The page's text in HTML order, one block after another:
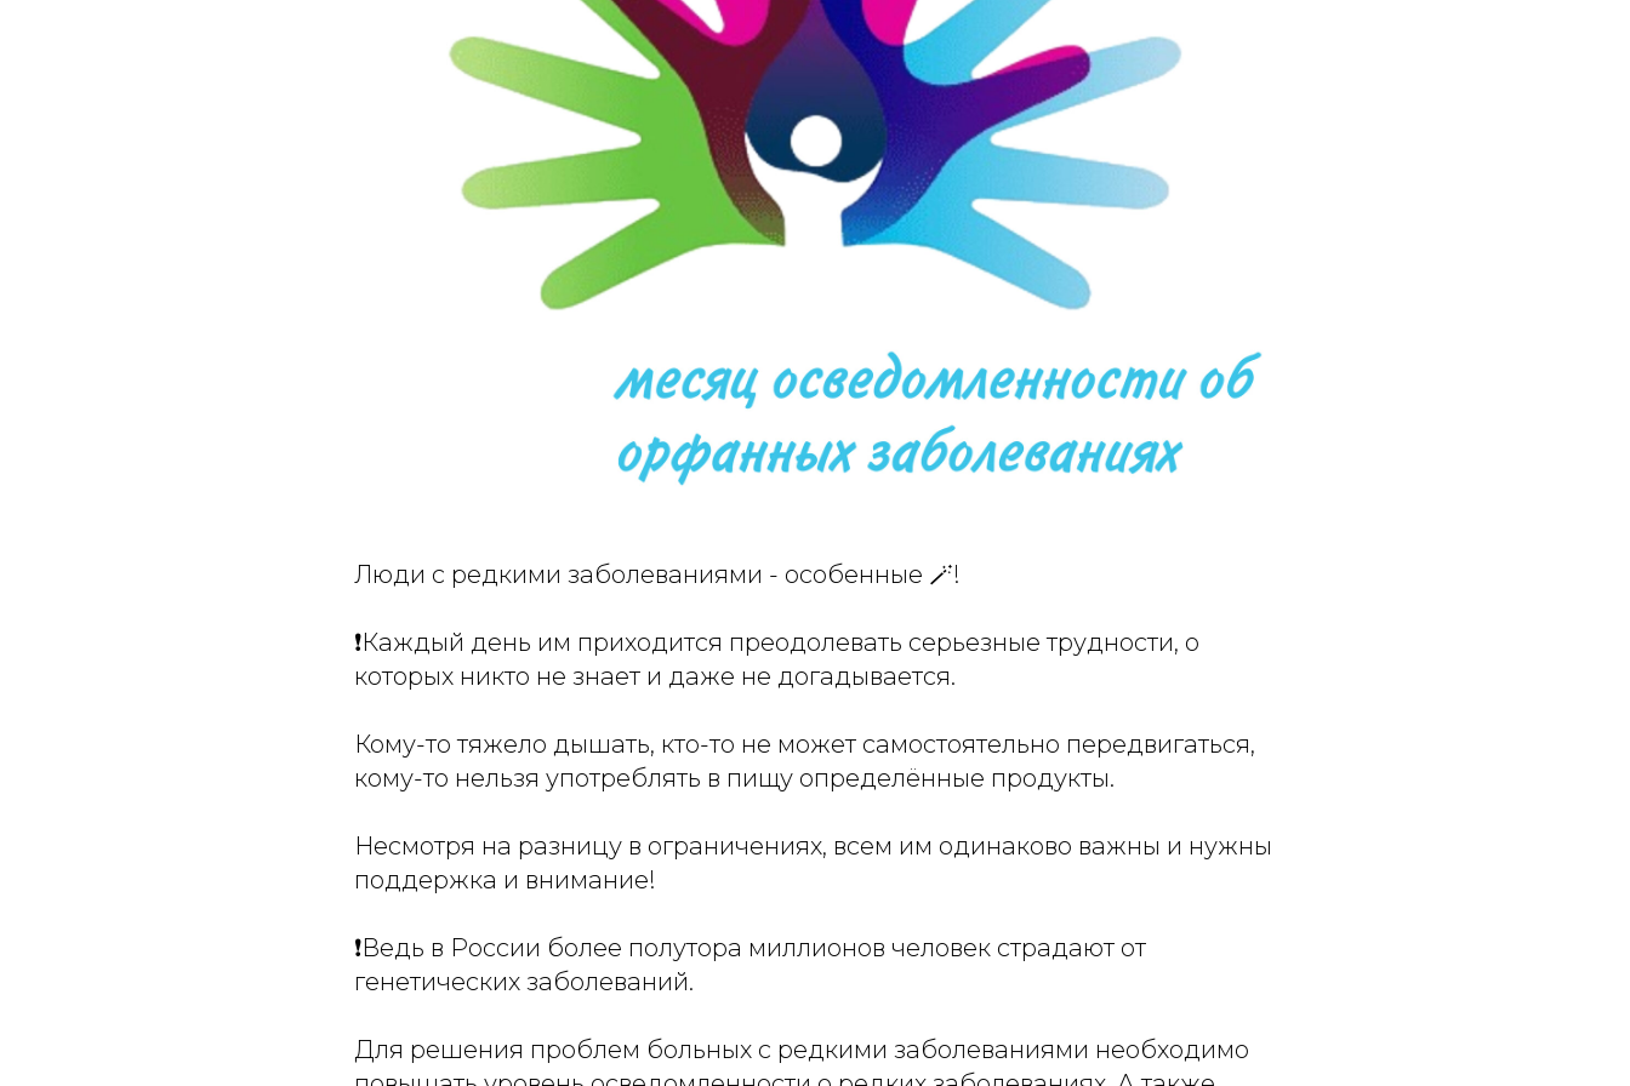
Люди с редкими заболеваниями - особенные 🪄!
❗Каждый день им приходится преодолевать серьезные трудности, о
которых никто не знает и даже не догадывается.
Кому-то тяжело дышать, кто-то не может самостоятельно передвигаться,
кому-то нельзя употреблять в пищу определённые продукты.
Несмотря на разницу в ограничениях, всем им одинаково важны и нужны
поддержка и внимание!
❗Ведь в России более полутора миллионов человек страдают от
генетических заболеваний.
Для решения проблем больных с редкими заболеваниями необходимо